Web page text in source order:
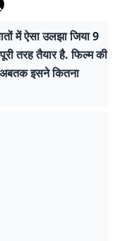
में ऐसा उलझा जिया 9
तरह तैयार है. फिल्म की
इसने कितना